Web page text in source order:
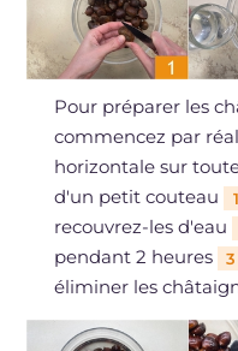
Pour préparer les
commencez par
horizontale sur
d'un petit couteau
1
recouvrez-les d'eau
pendant 2 heures
3
éliminer les